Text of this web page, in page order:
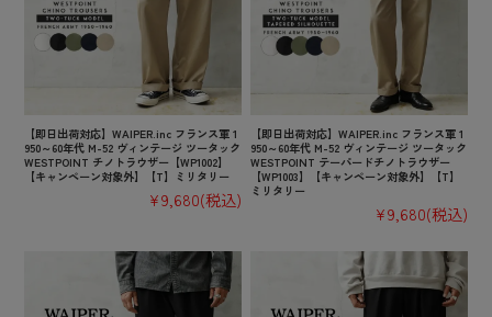
【即日出荷対応】WAIPER.inc フランス軍 1
950～60年代 M-52 ヴィンテージ ツータック
WESTPOINT チノトラウザー【WP1002】
【キャンペーン対象外】【T】ミリタリー
¥9,680(税込)
【即日出荷対応】WAIPER.inc フランス軍 1
950～60年代 M-52 ヴィンテージ ツータック
WESTPOINT テーパードチノトラウザー
【WP1003】【キャンペーン対象外】【T】
ミリタリー
¥9,680(税込)